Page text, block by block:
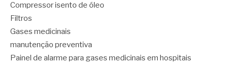
Compressor isento de óleo
Filtros
Gases medicinais
manutenção preventiva
Painel de alarme para gases medicinais em hospitais